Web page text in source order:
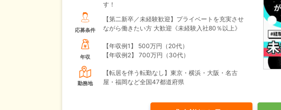
す！
応募条件
【第二新卒／未経験歓迎】プライベートを充実させ
ながら働きたい方 大歓迎《未経験入社80％以上》
年収
【年収例1】
500万円（20代）
【年収例2】
700万円（30代）
勤務地
【転居を伴う転勤なし】東京・横浜・大阪・名古
屋・福岡など全国47都道府県